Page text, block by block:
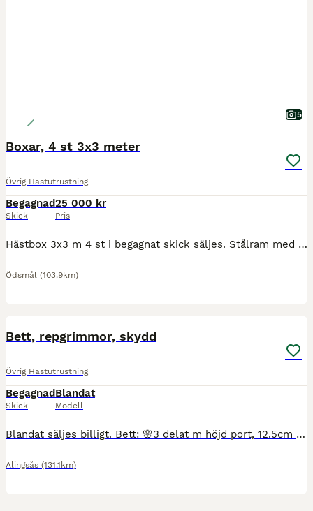
5
Boxar, 4 st 3x3 meter
Övrig Hästutrustning
Begagnad
Skick
25 000 kr
Pris
Hästbox 3x3 m 4 st i begagnat skick säljes. Stålram med panel förutom en front, se sista bilden. Ingår: - 4 fronter med skjutdörr och öppningsbart galler (2 delar; en fast del och en skjutdörr) - 4 s
Ödsmål (103.9km)
Bett, repgrimmor, skydd
Övrig Hästutrustning
Begagnad
Skick
Blandat
Modell
Blandat säljes billigt. Bett: 🌸3 delat m höjd port, 12.5cm 50kr 🌸Stübben goldwing gag 11.5cm 300kr 🌸Hissbett 11.5cm 50kr 🌸Senskydd M, Equipé, fint skick utan massa repor, 100kr 🌸Wraps från Höö
Alingsås (131.1km)